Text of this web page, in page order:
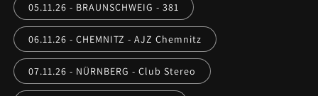
05.11.26 - BRAUNSCHWEIG - 381
06.11.26 - CHEMNITZ - AJZ Chemnitz
07.11.26 - NÜRNBERG - Club Stereo